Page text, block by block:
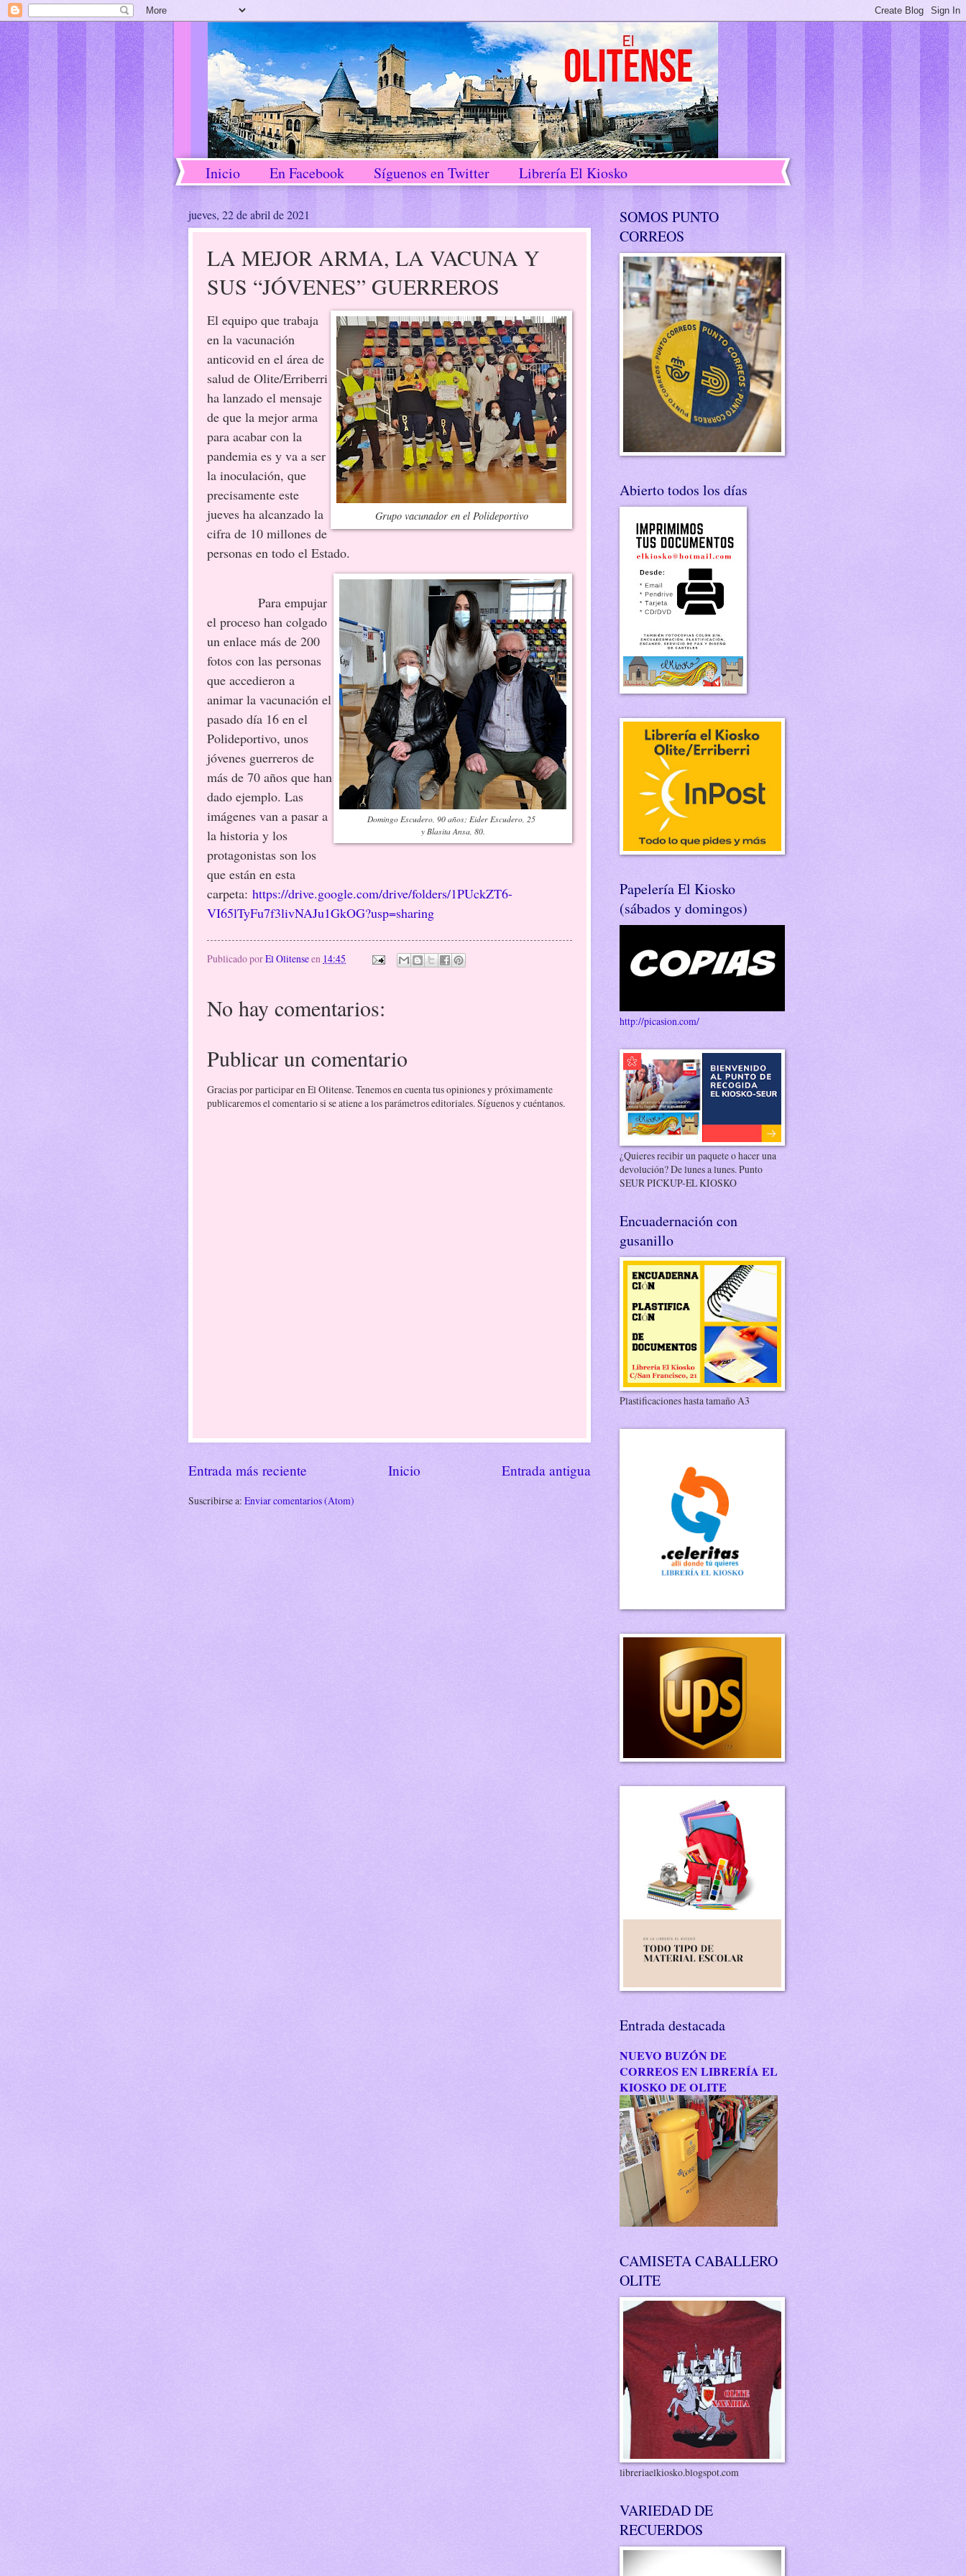
Inicio En Facebook Síguenos en Twitter Librería El Kiosko
jueves, 22 de abril de 2021
LA MEJOR ARMA, LA VACUNA Y
SUS “JÓVENES” GUERREROS
Grupo vacunador en el Polideportivo
El equipo que trabaja
en la vacunación
anticovid en el área de
salud de Olite/Erriberri
ha lanzado el mensaje
de que la mejor arma
para acabar con la
pandemia es y va a ser
la inoculación, que
precisamente este
jueves ha alcanzado la
cifra de 10 millones de
personas en todo el Estado.
Domingo Escudero, 90 años; Eider Escudero, 25
y Blasita Ansa, 80.
Para empujar
el proceso han colgado
un enlace más de 200
fotos con las personas
que accedieron a
animar la vacunación el
pasado día 16 en el
Polideportivo, unos
jóvenes guerreros de
más de 70 años que han
dado ejemplo. Las
imágenes van a pasar a
la historia y los
protagonistas son los
que están en esta
carpeta: https://drive.google.com/drive/folders/1PUckZT6-
VI65lTyFu7f3livNAJu1GkOG?usp=sharing
Publicado porEl Olitenseen 14:45
No hay comentarios:
Publicar un comentario
Gracias por participar en El Olitense. Tenemos en cuenta tus opiniones y próximamente
publicaremos el comentario si se atiene a los parámetros editoriales. Síguenos y cuéntanos.
Entrada más reciente Entrada antigua
Inicio
Suscribirse a: Enviar comentarios (Atom)
SOMOS PUNTO
CORREOS
Abierto todos los días
Papelería El Kiosko
(sábados y domingos)
http://picasion.com/
¿Quieres recibir un paquete o hacer una
devolución? De lunes a lunes. Punto
SEUR PICKUP-EL KIOSKO
Encuadernación con
gusanillo
Plastificaciones hasta tamaño A3
Entrada destacada
NUEVO BUZÓN DE
CORREOS EN LIBRERÍA EL
KIOSKO DE OLITE
CAMISETA CABALLERO
OLITE
libreriaelkiosko.blogspot.com
VARIEDAD DE
RECUERDOS